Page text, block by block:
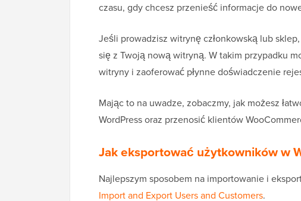
czasu, gdy chcesz przenieść informacje do
Jeśli prowadzisz witrynę członkowską lub
się z Twoją nową witryną. W takim przypadku
witryny i zaoferować płynne doświadczenie
Mając to na uwadze, zobaczmy, jak możesz
WordPress oraz przenosić klientów
Jak eksportować użytkowników w
Najlepszym sposobem na importowanie i
Import and Export Users and Customers.